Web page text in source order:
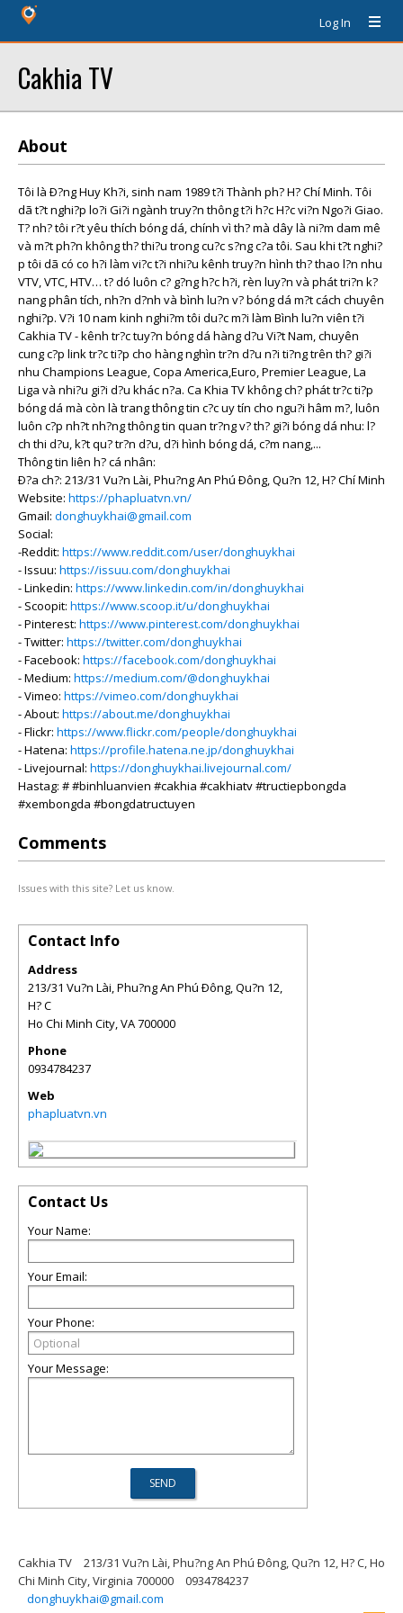
Log In
Cakhia TV
About
Tôi là Ð?ng Huy Kh?i, sinh nam 1989 t?i Thành ph? H? Chí Minh. Tôi
dã t?t nghi?p lo?i Gi?i ngành truy?n thông t?i h?c H?c vi?n Ngo?i Giao.
T? nh? tôi r?t yêu thích bóng dá, chính vì th? mà dây là ni?m dam mê
và m?t ph?n không th? thi?u trong cu?c s?ng c?a tôi. Sau khi t?t nghi?
p tôi dã có co h?i làm vi?c t?i nhi?u kênh truy?n hình th? thao l?n nhu
VTV, VTC, HTV… t? dó luôn c? g?ng h?c h?i, rèn luy?n và phát tri?n k?
nang phân tích, nh?n d?nh và bình lu?n v? bóng dá m?t cách chuyên
nghi?p. V?i 10 nam kinh nghi?m tôi du?c m?i làm Bình lu?n viên t?i
Cakhia TV - kênh tr?c tuy?n bóng dá hàng d?u Vi?t Nam, chuyên
cung c?p link tr?c ti?p cho hàng nghìn tr?n d?u n?i ti?ng trên th? gi?i
nhu Champions League, Copa America,Euro, Premier League, La
Liga và nhi?u gi?i d?u khác n?a. Ca Khia TV không ch? phát tr?c ti?p
bóng dá mà còn là trang thông tin c?c uy tín cho ngu?i hâm m?, luôn
luôn c?p nh?t nh?ng thông tin quan tr?ng v? th? gi?i bóng dá nhu: l?
ch thi d?u, k?t qu? tr?n d?u, d?i hình bóng dá, c?m nang,...
Thông tin liên h? cá nhân:
Ð?a ch?: 213/31 Vu?n Lài, Phu?ng An Phú Ðông, Qu?n 12, H? Chí Minh
Website: https://phapluatvn.vn/
Gmail: donghuykhai@gmail.com
Social:
-Reddit: https://www.reddit.com/user/donghuykhai
- Issuu: https://issuu.com/donghuykhai
- Linkedin: https://www.linkedin.com/in/donghuykhai
- Scoopit: https://www.scoop.it/u/donghuykhai
- Pinterest: https://www.pinterest.com/donghuykhai
- Twitter: https://twitter.com/donghuykhai
- Facebook: https://facebook.com/donghuykhai
- Medium: https://medium.com/@donghuykhai
- Vimeo: https://vimeo.com/donghuykhai
- About: https://about.me/donghuykhai
- Flickr: https://www.flickr.com/people/donghuykhai
- Hatena: https://profile.hatena.ne.jp/donghuykhai
- Livejournal: https://donghuykhai.livejournal.com/
Hastag: # #binhluanvien #cakhia #cakhiatv #tructiepbongda
#xembongda #bongdatructuyen
Comments
Issues with this site? Let us know.
Contact Info
Address
213/31 Vu?n Lài, Phu?ng An Phú Ðông, Qu?n 12,
H? C
Ho Chi Minh City,VA700000
Phone
0934784237
Web
phapluatvn.vn
Contact Us
Your Name:
Your Email:
Your Phone:
Your Message:
Cakhia TV
213/31 Vu?n Lài, Phu?ng An Phú Ðông, Qu?n 12, H? C, Ho
Chi Minh City, Virginia 700000
0934784237
donghuykhai@gmail.com